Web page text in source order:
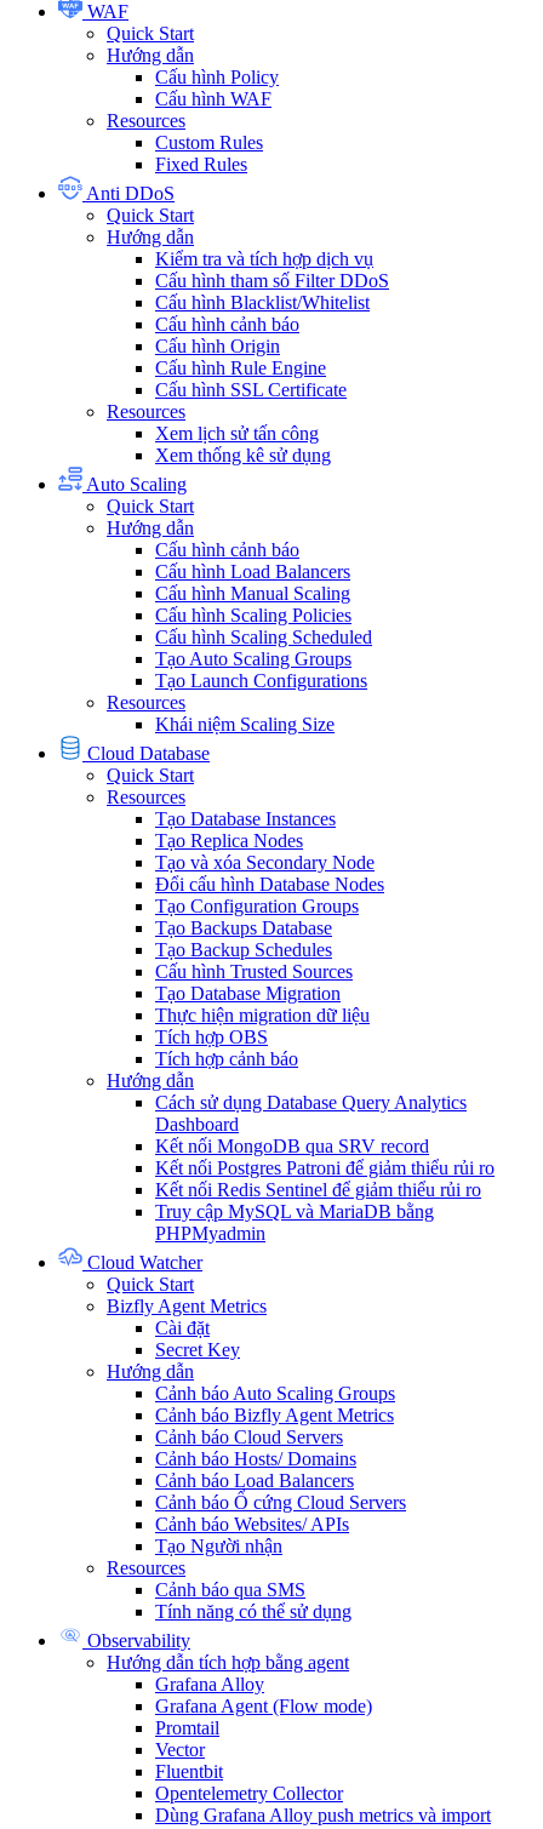
WAF
Quick Start
Hướng dẫn
Cấu hình Policy
Cấu hình WAF
Resources
Custom Rules
Fixed Rules
Anti DDoS
Quick Start
Hướng dẫn
Kiểm tra và tích hợp dịch vụ
Cấu hình tham số Filter DDoS
Cấu hình Blacklist/Whitelist
Cấu hình cảnh báo
Cấu hình Origin
Cấu hình Rule Engine
Cấu hình SSL Certificate
Resources
Xem lịch sử tấn công
Xem thống kê sử dụng
Auto Scaling
Quick Start
Hướng dẫn
Cấu hình cảnh báo
Cấu hình Load Balancers
Cấu hình Manual Scaling
Cấu hình Scaling Policies
Cấu hình Scaling Scheduled
Tạo Auto Scaling Groups
Tạo Launch Configurations
Resources
Khái niệm Scaling Size
Cloud Database
Quick Start
Resources
Tạo Database Instances
Tạo Replica Nodes
Tạo và xóa Secondary Node
Đổi cấu hình Database Nodes
Tạo Configuration Groups
Tạo Backups Database
Tạo Backup Schedules
Cấu hình Trusted Sources
Tạo Database Migration
Thực hiện migration dữ liệu
Tích hợp OBS
Tích hợp cảnh báo
Hướng dẫn
Cách sử dụng Database Query Analytics
Dashboard
Kết nối MongoDB qua SRV record
Kết nối Postgres Patroni để giảm thiểu rủi ro
Kết nối Redis Sentinel để giảm thiểu rủi ro
Truy cập MySQL và MariaDB bằng
PHPMyadmin
Cloud Watcher
Quick Start
Bizfly Agent Metrics
Cài đặt
Secret Key
Hướng dẫn
Cảnh báo Auto Scaling Groups
Cảnh báo Bizfly Agent Metrics
Cảnh báo Cloud Servers
Cảnh báo Hosts/ Domains
Cảnh báo Load Balancers
Cảnh báo Ổ cứng Cloud Servers
Cảnh báo Websites/ APIs
Tạo Người nhận
Resources
Cảnh báo qua SMS
Tính năng có thể sử dụng
Observability
Hướng dẫn tích hợp bằng agent
Grafana Alloy
Grafana Agent (Flow mode)
Promtail
Vector
Fluentbit
Opentelemetry Collector
Dùng Grafana Alloy push metrics và import